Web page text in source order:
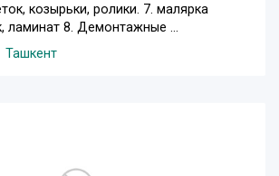
козырьки, ролики. 7. малярка
ламинат 8. Демонтажные ...
Ташкент